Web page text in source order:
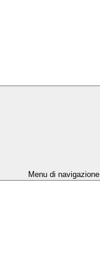
Menu di navigazione